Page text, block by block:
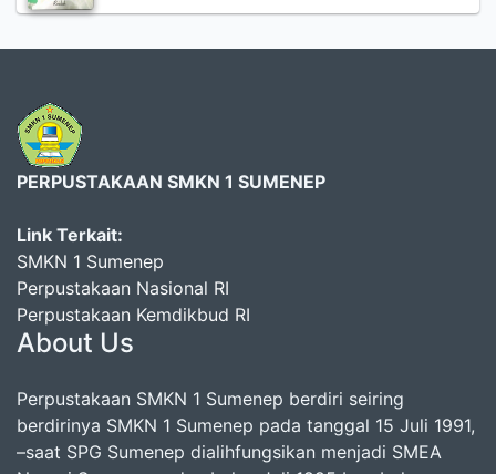
PERPUSTAKAAN SMKN 1 SUMENEP
Link Terkait:
SMKN 1 Sumenep
Perpustakaan Nasional RI
Perpustakaan Kemdikbud RI
About Us
Perpustakaan SMKN 1 Sumenep berdiri seiring
berdirinya SMKN 1 Sumenep pada tanggal 15 Juli 1991,
–saat SPG Sumenep dialihfungsikan menjadi SMEA